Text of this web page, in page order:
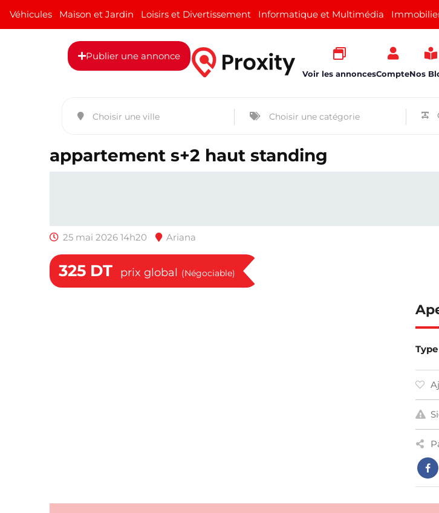
Véhicules Maison et Jardin Loisirs et Divertissement Informatique et Multimédia
Publier une annonce
Voir les annoncesCompteNos
appartement s+2 haut standing
25 mai 2026 14h20 Ariana
325 DT prix global (Négociable)